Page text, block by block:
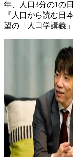
年、人口3分の1の
『人口から読む日
望の「人口学講義